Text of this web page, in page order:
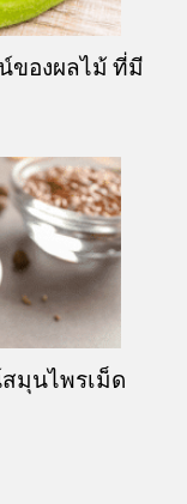
ของผลไม้ ที่มี
มุนไพรเม็ด